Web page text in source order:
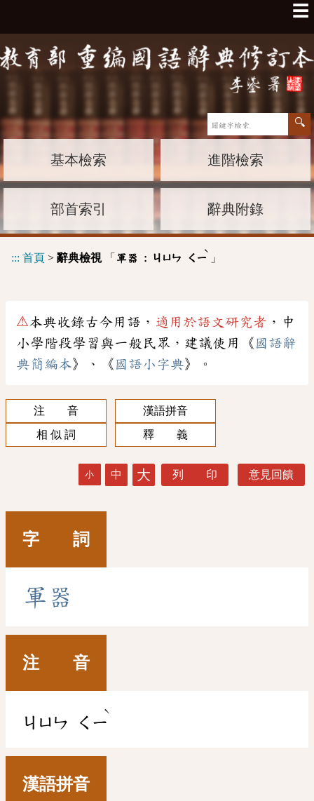
☰
基本檢索 進階檢索
部首索引 辭典附錄
::: 首頁 > 辭典檢視「 軍器 : ㄐㄩㄣ ㄑㄧ
ˋ
」
⚠本典收錄古今用語， 適用於語文研究者 ，中
小學階段學習與一般民眾，建議使用《 國語辭
典簡編本》、《 國語小字典》。
注 音
漢語拼音
相 似 詞
釋 義
小 中 大 列 印 意見回饋
字 詞
軍 器
注 音
ㄐㄩㄣ ㄑㄧ
ˋ
漢語拼音